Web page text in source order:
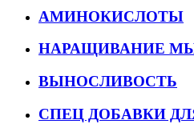
АМИНОКИСЛОТЫ
НАРАЩИВАНИЕ
ВЫНОСЛИВОСТЬ
СПЕЦ ДОБАВКИ